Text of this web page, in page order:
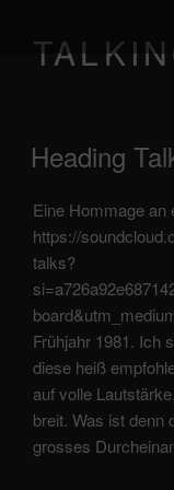
Inhalt
springen
veröffentlicht
am
Heading
Eine Hommage an
https://
talks?
Frühjahr 1981. Ich
diese heiß
auf volle
breit. Was ist denn
grosses